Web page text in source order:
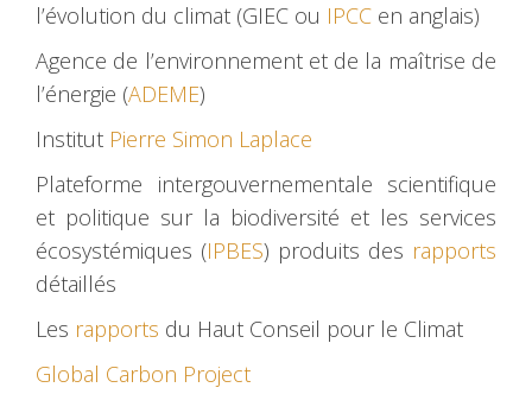
l’évolution du climat (GIEC ou IPCC en anglais)
Agence de l’environnement et de la maîtrise de
l’énergie (ADEME)
Institut Pierre Simon Laplace
Plateforme intergouvernementale scientifique
et politique sur la biodiversité et les services
écosystémiques (IPBES) produits des rapports
détaillés
Les rapports du Haut Conseil pour le Climat
Global Carbon Project